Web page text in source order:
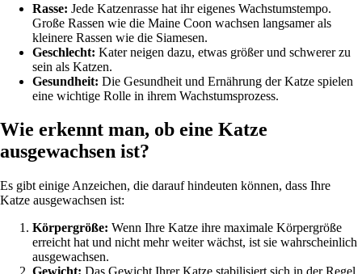
Rasse: Jede Katzenrasse hat ihr eigenes Wachstumstempo.
Große Rassen wie die Maine Coon wachsen langsamer als
kleinere Rassen wie die Siamesen.
Geschlecht: Kater neigen dazu, etwas größer und schwerer zu
sein als Katzen.
Gesundheit: Die Gesundheit und Ernährung der Katze spielen
eine wichtige Rolle in ihrem Wachstumsprozess.
Wie erkennt man, ob eine Katze
ausgewachsen ist?
Es gibt einige Anzeichen, die darauf hindeuten können, dass Ihre
Katze ausgewachsen ist:
Körpergröße: Wenn Ihre Katze ihre maximale Körpergröße
erreicht hat und nicht mehr weiter wächst, ist sie wahrscheinlich
ausgewachsen.